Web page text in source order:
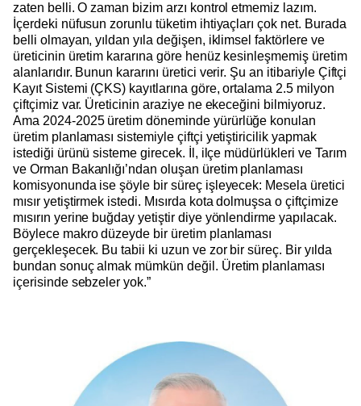
zaten belli. O zaman bizim arzı kontrol etmemiz lazım.
İçerdeki nüfusun zorunlu tüketim ihtiyaçları çok net. Burada
belli olmayan, yıldan yıla değişen, iklimsel faktörlere ve
üreticinin üretim kararına göre henüz kesinleşmemiş üretim
alanlarıdır. Bunun kararını üretici verir. Şu an itibariyle Çiftçi
Kayıt Sistemi (ÇKS) kayıtlarına göre, ortalama 2.5 milyon
çiftçimiz var. Üreticinin araziye ne ekeceğini bilmiyoruz.
Ama 2024-2025 üretim döneminde yürürlüğe konulan
üretim planlaması sistemiyle çiftçi yetiştiricilik yapmak
istediği ürünü sisteme girecek. İl, ilçe müdürlükleri ve Tarım
ve Orman Bakanlığı’ndan oluşan üretim planlaması
komisyonunda ise şöyle bir süreç işleyecek: Mesela üretici
mısır yetiştirmek istedi. Mısırda kota dolmuşsa o çiftçimize
mısırın yerine buğday yetiştir diye yönlendirme yapılacak.
Böylece makro düzeyde bir üretim planlaması
gerçekleşecek. Bu tabii ki uzun ve zor bir süreç. Bir yılda
bundan sonuç almak mümkün değil. Üretim planlaması
içerisinde sebzeler yok.”